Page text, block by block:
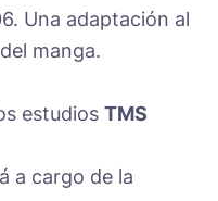
Una adaptación al
manga.
estudios TMS
a cargo de la